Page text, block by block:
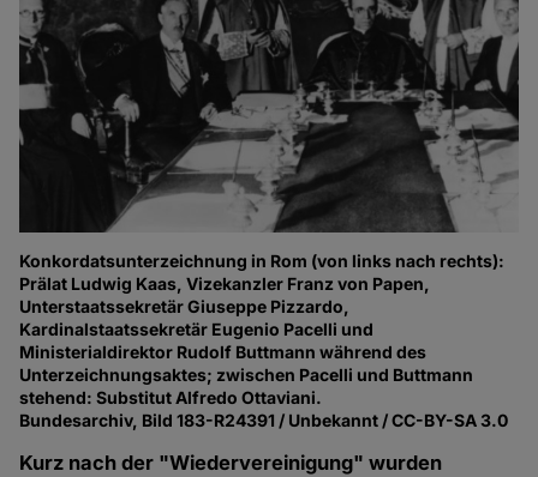
Konkordatsunterzeichnung in Rom (von links nach rechts):
Prälat Ludwig Kaas, Vizekanzler Franz von Papen,
Unterstaatssekretär Giuseppe Pizzardo,
Kardinalstaatssekretär Eugenio Pacelli und
Ministerialdirektor Rudolf Buttmann während des
Unterzeichnungsaktes; zwischen Pacelli und Buttmann
stehend: Substitut Alfredo Ottaviani.
Bundesarchiv, Bild 183-R24391 / Unbekannt / CC-BY-SA 3.0
Kurz nach der "Wiedervereinigung" wurden